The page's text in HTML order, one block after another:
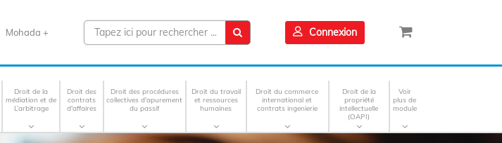
Mohada + Connexion
Droit de la
médiation et de
L’arbitrage
Droit des
contrats
d'affaires
Droit des procédures
collectives d'apurement
du passif
Droit du travail
et ressources
humaines
Droit du commerce
international et
contrats ingenierie
Droit de la
propriété
intellectuelle
(OAPI)
Voir
plus de
module